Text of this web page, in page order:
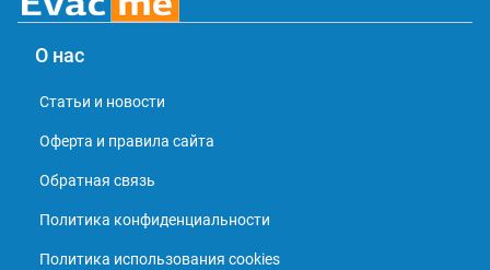
О нас
Статьи и новости
Оферта и правила сайта
Обратная связь
Политика конфиденциальности
Политика использования cookies